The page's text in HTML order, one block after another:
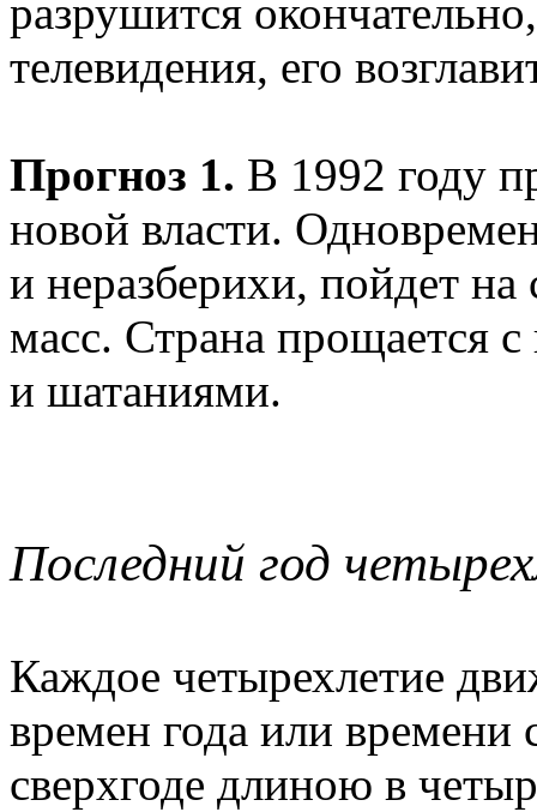
разрушится
телевидения, его
Прогноз 1. В 1992 году
новой власти.
и неразберихи, пойдет на
масс. Страна прощается
и шатаниями.
Последний год
Каждое четырехлетие
времен года или
сверхгоде длиною в